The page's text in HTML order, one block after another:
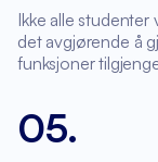
Ikke alle
det avgjørende å
funksjoner
05.